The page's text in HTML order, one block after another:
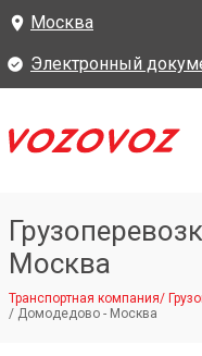
Москва
Электронный
Москва
Транспортная компания/
/ Домодедово - Москва